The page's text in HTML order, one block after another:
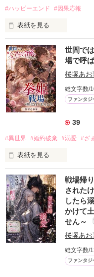
婚約を解消し、すべてを
そして、妹から衝撃の事
#ハッピーエンド
#因果応報
表紙を見る
王太子の婚約者として王
ティア。
誇りと責任を胸に国政に
れた王太子により婚約を
国外追放されてしまう。
全てを失い、辺境の地で
男――平民出身の将軍・カ
彼は彼女の過去を知らず
し、愛し始める。
一方、セレスティアを追
滅びへの道を歩んでいく。
これは、一人の女性が居
そして彼女を捨てた者た
る。
世間で
場で呼
桜塚あお
総文字数/
ファンタジ
39
#異世界 #婚約破棄 #溺愛 #ざ
表紙を見る
怠け者令嬢（中身：最強
社交界では「ぐうたら令
ア・エルヴァーン。
だがその正体は、王国最
きた、正体不明の戦士――
ある日、第二王子から一
理由は平民令嬢との恋と
動」などという、心当た
戦場帰
された
したら
かけて
せん～
桜塚あお
総文字数/
ファンタジ